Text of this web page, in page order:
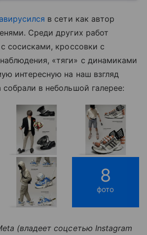
в сети как автор
Среди других работ
сосисками, кроссовки с
«тяги» с динамиками
интересную на наш взгляд
собрали в небольшой галерее:
8
фото
(владеет соцсетью Instagram